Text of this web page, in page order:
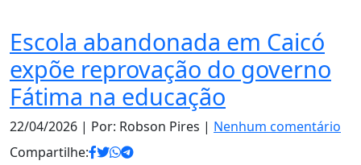
Escola abandonada em Caicó
expõe reprovação do governo
Fátima na educação
22/04/2026 | Por: Robson Pires | Nenhum comentário
Compartilhe: